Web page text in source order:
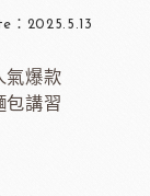
：2025.5.13
氣爆款
包講習